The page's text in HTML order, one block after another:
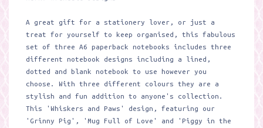
A great gift for a stationery lover, or just a
treat for yourself to keep organised, this fabulous
set of three A6 paperback notebooks includes three
different notebook designs including a lined,
dotted and blank notebook to use however you
choose. With three different colours they are a
stylish and fun addition to anyone's collection.
This 'Whiskers and Paws' design, featuring our
'Grinny Pig', 'Mug Full of Love' and 'Piggy in the